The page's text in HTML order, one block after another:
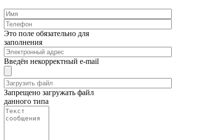
Это поле обязательно для
заполнения
Введён некорректный e-mail
Запрещено загружать файл
данного типа